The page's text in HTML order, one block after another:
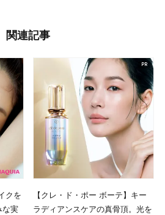
関連記事
クを
な実
【クレ・ド・ポー ボーテ】キー
ラディアンスケアの真骨頂。光を